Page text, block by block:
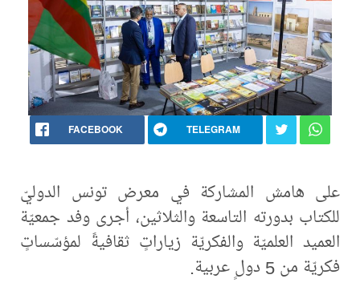
FACEBOOK TELEGRAM
على هامش المشاركة في معرض تونس الدوليّ
للكتاب بدورته التاسعة والثلاثين، أجرى وفد جمعيّة
العميد العلميّة والفكريّة زياراتٍ ثقافيةً لمؤسّساتٍ
فكريّة من 5 دولٍ عربية.